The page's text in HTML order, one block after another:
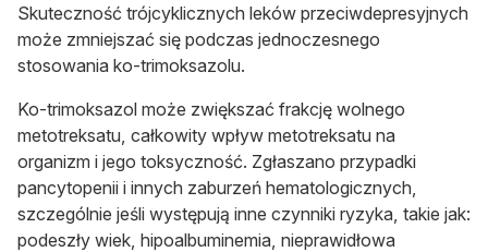
Skuteczność trójcyklicznych leków przeciwdepresyjnych
może zmniejszać się podczas jednoczesnego
stosowania ko-trimoksazolu.
Ko-trimoksazol może zwiększać frakcję wolnego
metotreksatu, całkowity wpływ metotreksatu na
organizm i jego toksyczność. Zgłaszano przypadki
pancytopenii i innych zaburzeń hematologicznych,
szczególnie jeśli występują inne czynniki ryzyka, takie jak:
podeszły wiek, hipoalbuminemia, nieprawidłowa